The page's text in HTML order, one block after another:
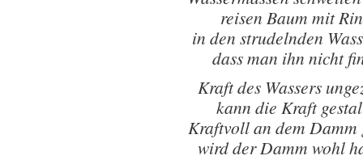
reisen Baum mit
in den strudelnden
dass man ihn nicht
Kraft des Wassers
kann die Kraft
Kraftvoll an dem Damm
wird der Damm wohl